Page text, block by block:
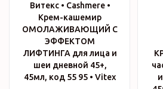
Витекс • Cashmere •
Крем-кашемир
ОМОЛАЖИВАЮЩИЙ С
ЭФФЕКТОМ
ЛИФТИНГА для лица и
шеи дневной 45+,
45мл, код 55 95 • Vitex